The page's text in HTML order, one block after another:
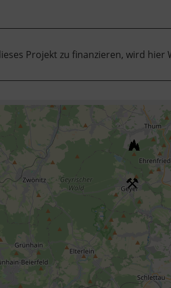
Projekt zu finanzieren, wird hier